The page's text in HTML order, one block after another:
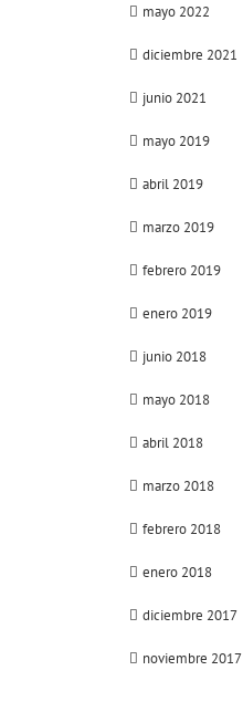
mayo 2022
diciembre 2021
junio 2021
mayo 2019
abril 2019
marzo 2019
febrero 2019
enero 2019
junio 2018
mayo 2018
abril 2018
marzo 2018
febrero 2018
enero 2018
diciembre 2017
noviembre 2017